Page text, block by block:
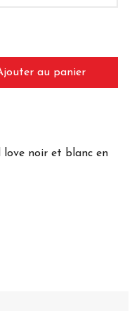
au panier
love noir et blanc en